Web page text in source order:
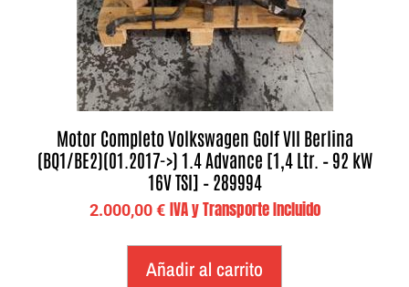
Motor Completo Volkswagen Golf VII Berlina
(BQ1/BE2)(01.2017->) 1.4 Advance [1,4 Ltr. – 92 kW
16V TSI] – 289994
2.000,00€ IVA y Transporte Incluido
Añadir al carrito